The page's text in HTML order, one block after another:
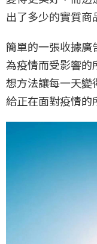
出了多少的實質商
簡單的一張收據廣
為疫情而受影響的
想方法讓每一天變
給正在面對疫情的